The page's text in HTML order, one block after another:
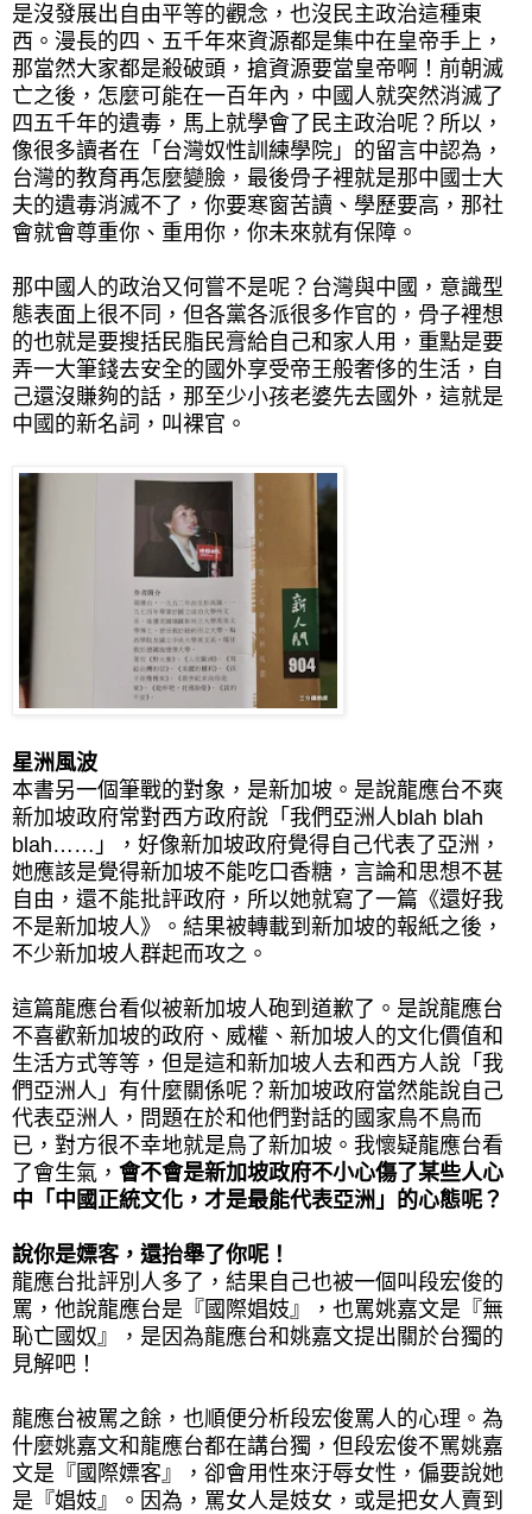
是沒發展出自由平等的觀念，也沒民主政治這種東
西。漫長的四、五千年來資源都是集中在皇帝手上，
那當然大家都是殺破頭，搶資源要當皇帝啊！前朝滅
亡之後，怎麼可能在一百年內，中國人就突然消滅了
四五千年的遺毒，馬上就學會了民主政治呢？所以，
像很多讀者在「 台灣奴性訓練學院 」的留言中認為，
台灣的教育再怎麼變臉，最後骨子裡就是那中國士大
夫的遺毒消滅不了，你要寒窗苦讀、學歷要高，那社
會就會尊重你、重用你，你未來就有保障。
那中國人的政治又何嘗不是呢？台灣與中國，意識型
態表面上很不同，但各黨各派很多作官的，骨子裡想
的也就是要搜括民脂民膏給自己和家人用，重點是要
弄一大筆錢去安全的國外享受帝王般奢侈的生活，自
己還沒賺夠的話，那至少小孩老婆先去國外，這就是
中國的新名詞，叫裸官 。
星洲風波
本書另一個筆戰的對象，是新加坡。是說龍應台不爽
新加坡政府常對西方政府說「我們亞洲人blah blah
blah……」，好像新加坡政府覺得自己代表了亞洲，
她應該是覺得新加坡不能吃口香糖，言論和思想不甚
自由，還不能批評政府，所以她就寫了一篇《還好我
不是新加坡人》。結果被轉載到新加坡的報紙之後，
不少新加坡人群起而攻之。
這篇龍應台看似被新加坡人砲到道歉了。是說龍應台
不喜歡新加坡的政府、威權、新加坡人的文化價值和
生活方式等等，但是這和新加坡人去和西方人說「我
們亞洲人」有什麼關係呢？新加坡政府當然能說自己
代表亞洲人，問題在於和他們對話的國家鳥不鳥而
已，對方很不幸地就是鳥了新加坡。我懷疑龍應台看
了會生氣， 會不會是新加坡政府不小心傷了某些人心
中「中國正統文化，才是最能代表亞洲」的心態呢？
說你是嫖客，還抬舉了你呢！
龍應台批評別人多了，結果自己也被一個叫段宏俊的
罵，他說龍應台是『國際娼妓』，也罵姚嘉文是『無
恥亡國奴』，是因為龍應台和姚嘉文提出關於台獨的
見解吧！
龍應台被罵之餘，也順便分析段宏俊罵人的心理。為
什麼姚嘉文和龍應台都在講台獨，但段宏俊不罵姚嘉
文是『國際嫖客』，卻會用性來汙辱女性，偏要說她
是『娼妓』。因為，罵女人是妓女，或是把女人賣到